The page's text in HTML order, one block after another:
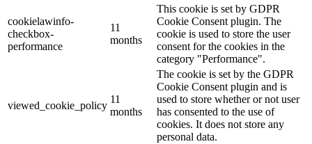
cookielawinfo-
checkbox-
performance
11
months
This cookie is set by GDPR
Cookie Consent plugin. The
cookie is used to store the user
consent for the cookies in the
category "Performance".
viewed_cookie_policy
11
months
The cookie is set by the GDPR
Cookie Consent plugin and is
used to store whether or not user
has consented to the use of
cookies. It does not store any
personal data.